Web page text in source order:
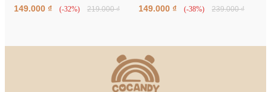
nơ
149.000 ₫ (-32%) 219.000 ₫
cạp trắng
149.000 ₫ (-38%) 239.000 ₫